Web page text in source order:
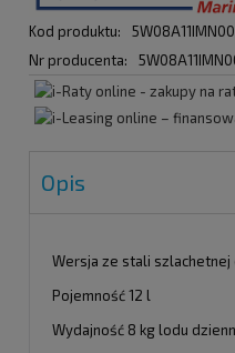
Kod produktu:
Nr producenta:
Opis
Wersja ze stali
Pojemność 12 l
Wydajność 8 kg lodu